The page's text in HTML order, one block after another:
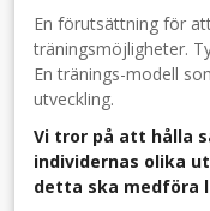
En förutsättning för
träningsmöjligheter.
En tränings-modell
utveckling.
Vi tror på att hålla
individernas olika
detta ska medföra